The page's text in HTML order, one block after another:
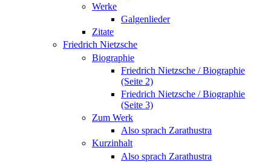
Werke
Galgenlieder
Zitate
Friedrich Nietzsche
Biographie
Friedrich Nietzsche / Biographie
(Seite 2)
Friedrich Nietzsche / Biographie
(Seite 3)
Zum Werk
Also sprach Zarathustra
Kurzinhalt
Also sprach Zarathustra